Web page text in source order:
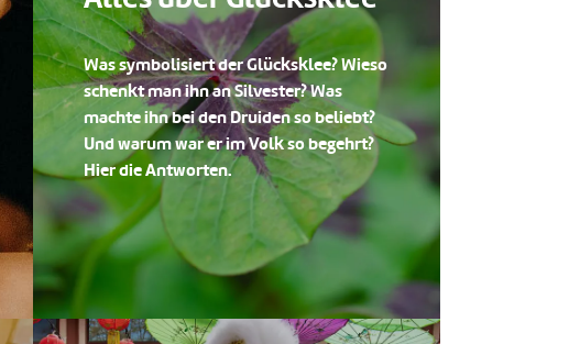
Was symbolisiert der Glücksklee? Wieso
schenkt man ihn an Silvester? Was
machte ihn bei den Druiden so beliebt?
Und warum war er im Volk so begehrt?
Hier die Antworten.